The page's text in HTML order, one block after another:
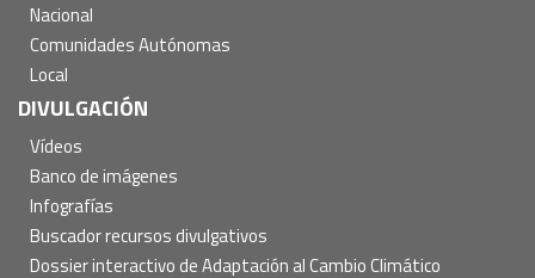
Nacional
Comunidades Autónomas
Local
DIVULGACIÓN
Vídeos
Banco de imágenes
Infografías
Buscador recursos divulgativos
Dossier interactivo de Adaptación al Cambio Climático